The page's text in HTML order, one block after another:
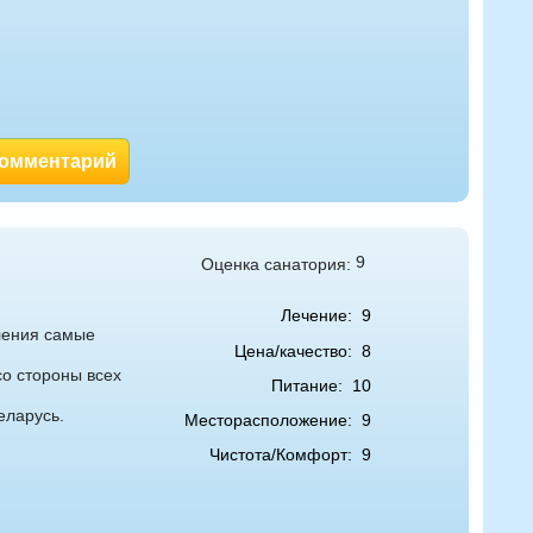
Оценка санатория: 9
самые
стороны всех
Лечение: 9
Цена/качество: 8
Питание:
10
Месторасположение: 9
Чистота/Комфорт: 9